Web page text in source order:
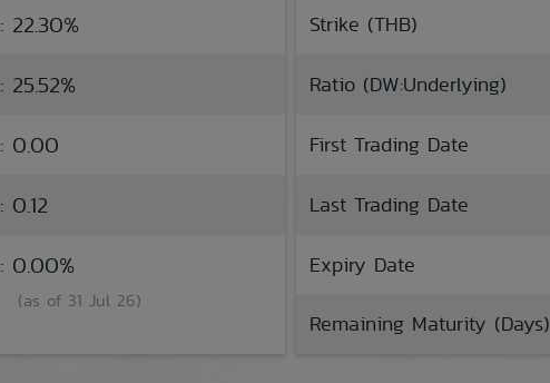
: 22.30%
: 25.52%
: 0.00
: 0.12
: 0.00%
(as of 31 Jul 26)
Strike (THB)
Ratio (DW:Underlying)
First Trading Date
Last Trading Date
Expiry Date
Remaining Maturity (Days)